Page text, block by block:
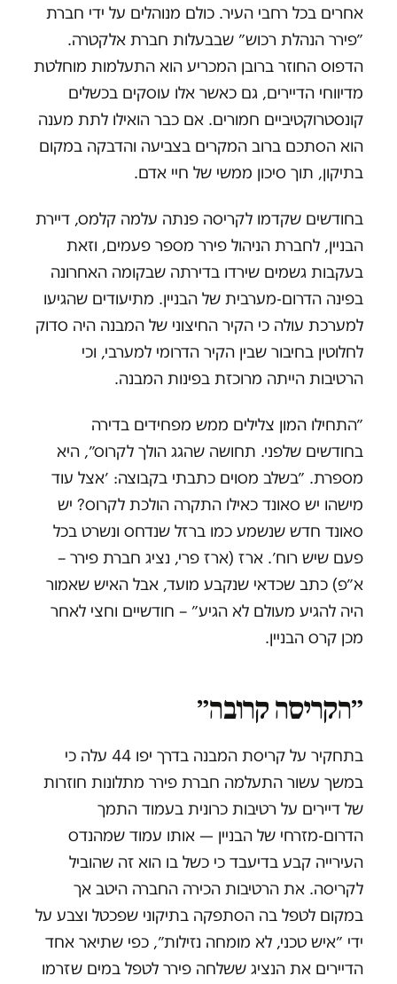
אחרים בכל רחבי העיר. כולם מנוהלים על ידי חברת
״פירר הנהלת רכוש״ שבבעלות חברת אלקטרה.
הדפוס החוזר ברובן המכריע הוא התעלמות מוחלטת
מדיווחי הדיירים, גם כאשר אלו עוסקים בכשלים
קונסטרוקטיביים חמורים. אם כבר הואילו לתת מענה
הוא הסתכם ברוב המקרים בצביעה והדבקה במקום
בתיקון, תוך סיכון ממשי של חיי אדם.
בחודשים שקדמו לקריסה פנתה עלמה קלמס, דיירת
הבניין, לחברת הניהול פירר מספר פעמים, וזאת
בעקבות גשמים שירדו בדירתה שבקומה האחרונה
בפינה הדרום-מערבית של הבניין. מתיעודים שהגיעו
למערכת עולה כי הקיר החיצוני של המבנה היה סדוק
לחלוטין בחיבור שבין הקיר הדרומי למערבי, וכי
הרטיבות הייתה מרוכזת בפינות המבנה.
״התחילו המון צלילים ממש מפחידים בדירה
בחודשים שלפני. תחושה שהגג הולך לקרוס״, היא
מספרת. ״בשלב מסוים כתבתי בקבוצה: ׳אצל עוד
מישהו יש סאונד כאילו התקרה הולכת לקרוס? יש
סאונד חדש שנשמע כמו ברזל שנדחס ונשרט בכל
פעם שיש רוח׳. ארז (ארז פרי, נציג חברת פירר –
א״פ) כתב שכדאי שנקבע מועד, אבל האיש שאמור
היה להגיע מעולם לא הגיע״ – חודשיים וחצי לאחר
מכן קרס הבניין.
״הקריסה קרובה״
בתחקיר על קריסת המבנה בדרך יפו 44 עלה כי
במשך עשור התעלמה חברת פירר מתלונות חוזרות
של דיירים על רטיבות כרונית בעמוד התמך
הדרום-מזרחי של הבניין — אותו עמוד שמהנדס
העירייה קבע בדיעבד כי כשל בו הוא זה שהוביל
לקריסה. את הרטיבות הכירה החברה היטב אך
במקום לטפל בה הסתפקה בתיקוני שפכטל וצבע על
ידי ״איש טכני, לא מומחה נזילות״, כפי שתיאר אחד
הדיירים את הנציג ששלחה פירר לטפל במים שזרמו